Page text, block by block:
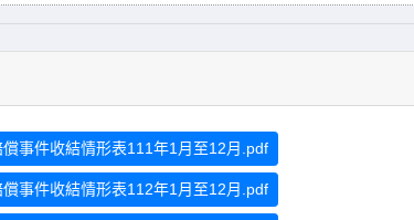
事件收結情形表111年1月至12月.pdf
事件收結情形表112年1月至12月.pdf